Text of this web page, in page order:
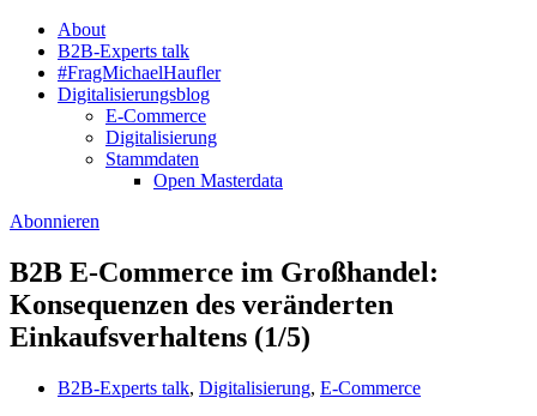
About
B2B-Experts talk
#FragMichaelHaufler
Digitalisierungsblog
E-Commerce
Digitalisierung
Stammdaten
Open Masterdata
Abonnieren
B2B E-Commerce im Großhandel:
Konsequenzen des veränderten
Einkaufsverhaltens (1/5)
B2B-Experts talk, Digitalisierung, E-Commerce